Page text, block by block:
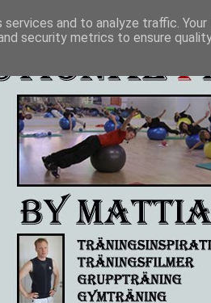
and to analyze traffic.
security metrics to ensure